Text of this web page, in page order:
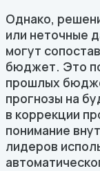
Однако,
или неточные
могут
бюджет. Это
прошлых
прогнозы на
в коррекции
понимание
лидеров